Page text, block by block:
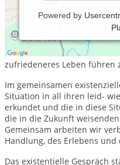
Powered by
Sinnzentrierte
Menschen, wieder Sinn in
ihr Leiden zu mildern und
zufriedeneres Leben führen
Im gemeinsamen
Situation in all ihren leid-
erkundet und die in diese
die in die Zukunft
Gemeinsam arbeiten wir
Handlung, des Erlebens
Das existentielle Gespräch